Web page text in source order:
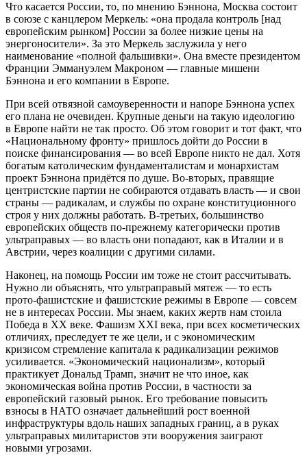
Что касается России, то, по мнению Бэннона, Москва состоит
в союзе с канцлером Меркель: «она продала контроль [над
европейским рынком] России за более низкие цены на
энергоносители». За это Меркель заслужила у него
наименование «полной фальшивки». Она вместе президентом
Франции Эммануэлем Макроном — главные мишени
Бэннона и его компании в Европе.
При всей отвязной самоуверенности и напоре Бэннона успех
его плана не очевиден. Крупные деньги на такую идеологию
в Европе найти не так просто. Об этом говорит и тот факт, что
«Национальному фронту» пришлось дойти до России в
поиске финансирования — во всей Европе никто не дал. Хотя
богатым католическим фундаменталистам и монархистам
проект Бэннона придётся по душе. Во-вторых, правящие
центристские партии не собираются отдавать власть — и свои
страны — радикалам, и службы по охране конституционного
строя у них должны работать. В-третьих, большинство
европейских обществ по-прежнему категорически против
ультраправых — во власть они попадают, как в Италии и в
Австрии, через коалиции с другими силами.
Наконец, на помощь России им тоже не стоит рассчитывать.
Нужно ли объяснять, что ультраправый мятеж — то есть
прото-фашистские и фашистские режимы в Европе — совсем
не в интересах России. Мы знаем, каких жертв нам стоила
Победа в ХХ веке. Фашизм XXI века, при всех косметических
отличиях, преследует те же цели, и с экономическим
кризисом стремление капитала к радикализации режимов
усиливается. «Экономический национализм», который
практикует Дональд Трамп, значит не что иное, как
экономическая война против России, в частности за
европейский газовый рынок. Его требование повысить
взносы в НАТО означает дальнейший рост военной
инфраструктуры вдоль наших западных границ, а в руках
ультраправых милитаристов эти вооружения заиграют
новыми угрозами.